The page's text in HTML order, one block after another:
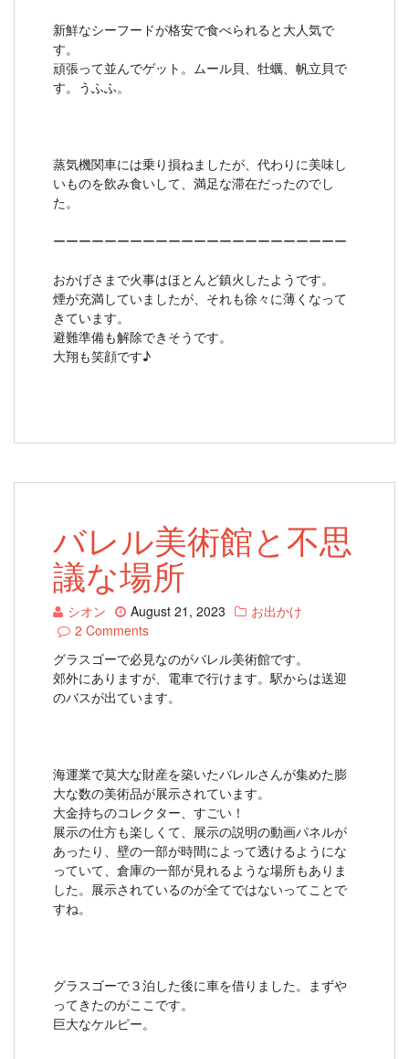
新鮮なシーフードが格安で食べられると大人気で
す。
頑張って並んでゲット。ムール貝、牡蠣、帆立貝で
す。うふふ。
蒸気機関車には乗り損ねましたが、代わりに美味し
いものを飲み食いして、満足な滞在だったのでし
た。
ーーーーーーーーーーーーーーーーーーーーーーー
おかげさまで火事はほとんど鎮火したようです。
煙が充満していましたが、それも徐々に薄くなって
きています。
避難準備も解除できそうです。
大翔も笑顔です♪
バレル美術館と不思
議な場所
シオン August 21, 2023
お出かけ
2 Comments
グラスゴーで必見なのがバレル美術館です。
郊外にありますが、電車で行けます。駅からは送迎
のバスが出ています。
海運業で莫大な財産を築いたバレルさんが集めた膨
大な数の美術品が展示されています。
大金持ちのコレクター、すごい！
展示の仕方も楽しくて、展示の説明の動画パネルが
あったり、壁の一部が時間によって透けるようにな
っていて、倉庫の一部が見れるような場所もありま
した。展示されているのが全てではないってことで
すね。
グラスゴーで３泊した後に車を借りました。まずや
ってきたのがここです。
巨大なケルピー。